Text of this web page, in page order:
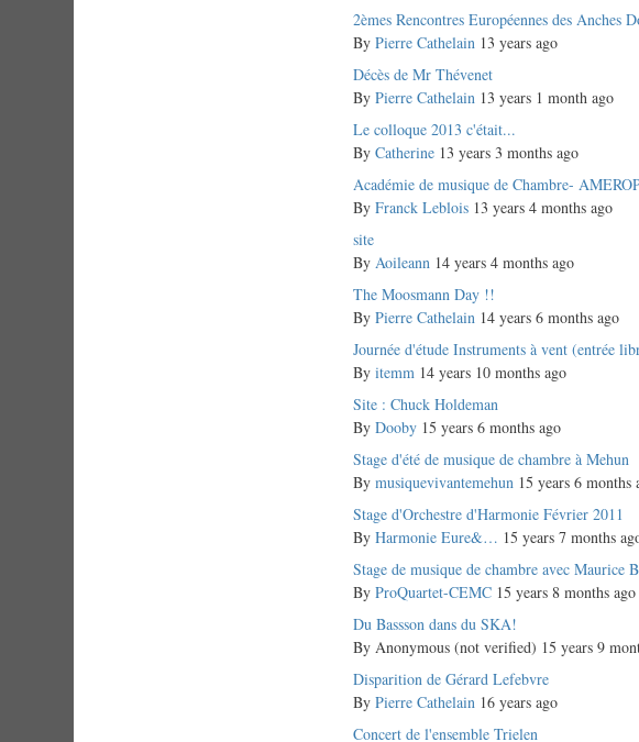
Normal
topic
2èmes Rencontres Européennes des Anches
ByPierre Cathelain 13 years ago
Normal
topic
Décès de Mr Thévenet
ByPierre Cathelain 13 years 1 month ago
Normal
topic
Le colloque 2013 c'était...
ByCatherine 13 years 3 months ago
Normal
topic
Académie de musique de Chambre-
ByFranck Leblois 13 years 4 months ago
Normal
topic
site
ByAoileann 14 years 4 months ago
Normal
topic
The Moosmann Day !!
ByPierre Cathelain 14 years 6 months ago
Normal
topic
Journée d'étude Instruments à vent (entrée
Byitemm 14 years 10 months ago
Normal
topic
Site : Chuck Holdeman
ByDooby 15 years 6 months ago
Normal
topic
Stage d'été de musique de chambre à Mehun
Bymusiquevivantemehun 15 years 6 months
Normal
topic
Stage d'Orchestre d'Harmonie Février 2011
ByHarmonie Eure&… 15 years 7 months
Normal
topic
Stage de musique de chambre avec Maurice
ByProQuartet-CEMC 15 years 8 months ago
Normal
topic
Du Bassson dans du SKA!
ByAnonymous (not verified) 15 years 9
Normal
topic
Disparition de Gérard Lefebvre
ByPierre Cathelain 16 years ago
Normal
Concert de l'ensemble Trielen